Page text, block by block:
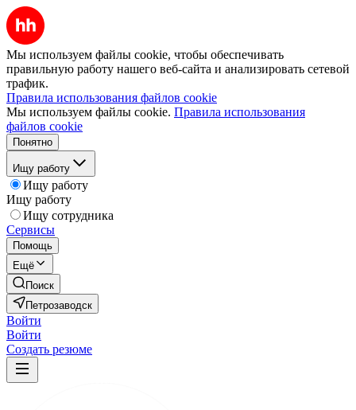
Мы используем файлы cookie, чтобы обеспечивать
правильную работу нашего веб-сайта и анализировать сетевой
трафик.
Правила использования файлов cookie
Мы используем файлы cookie. Правила использования
файлов cookie
Понятно
Ищу работу
Ищу работу
Ищу работу
Ищу сотрудника
Сервисы
Помощь
Ещё
Поиск
Петрозаводск
Войти
Войти
Создать резюме